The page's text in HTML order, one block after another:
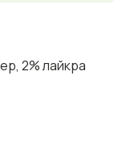
2% лайкра